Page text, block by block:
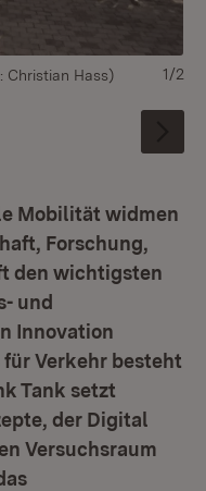
Christian Hass)
0 1
1/2
Mobilität widmen
Forschung,
den wichtigsten
und
Innovation
Verkehr besteht
Tank setzt
der Digital
Versuchsraum